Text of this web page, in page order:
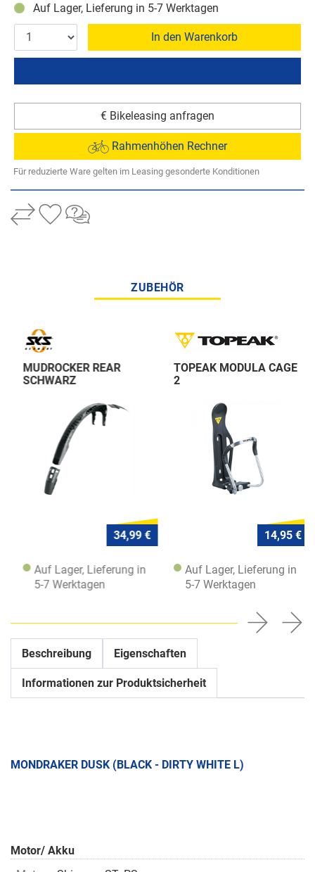
Auf Lager, Lieferung in 5-7 Werktagen
In den Warenkorb
€ Bikeleasing anfragen
Rahmenhöhen Rechner
Für reduzierte Ware gelten im Leasing gesonderte Konditionen
ZUBEHÖR
MUDROCKER REAR
SCHWARZ
34,99 €
Auf Lager, Lieferung in
5-7 Werktagen
TOPEAK MODULA CAGE
2
14,95 €
Auf Lager, Lieferung in
5-7 Werktagen
Beschreibung Eigenschaften
Informationen zur Produktsicherheit
MONDRAKER DUSK (BLACK - DIRTY WHITE L)
Motor/ Akku